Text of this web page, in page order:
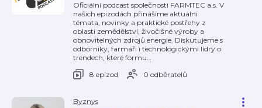
Oficiální podcast společnosti FARMTEC a.s. V
našich epizodách přinášíme aktuální
témata, novinky a praktické postřehy z
oblasti zemědělství, živočišné výroby a
obnovitelných zdrojů energie. Diskutujeme s
odborníky, farmáři i technologickými lídry o
trendech, které formu…
8 epizod
0 odběratelů
Byznys